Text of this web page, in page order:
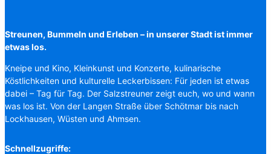
Streunen, Bummeln und Erleben – in unserer Stadt ist immer
etwas los.
Kneipe und Kino, Kleinkunst und Konzerte, kulinarische
Köstlichkeiten und kulturelle Leckerbissen: Für jeden ist etwas
dabei – Tag für Tag. Der Salzstreuner zeigt euch, wo und wann
was los ist. Von der Langen Straße über Schötmar bis nach
Lockhausen, Wüsten und Ahmsen.
Schnellzugriffe: